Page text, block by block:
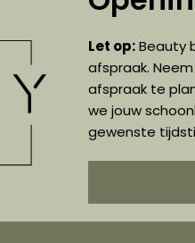
Let op:Beauty
afspraak.
afspraak te
we jouw
gewenste